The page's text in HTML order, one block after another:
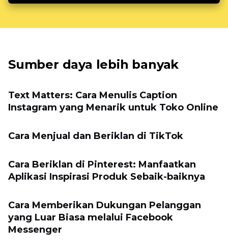
Sumber daya lebih banyak
Text Matters: Cara Menulis Caption
Instagram yang Menarik untuk Toko Online
Cara Menjual dan Beriklan di TikTok
Cara Beriklan di Pinterest: Manfaatkan
Aplikasi Inspirasi Produk Sebaik-baiknya
Cara Memberikan Dukungan Pelanggan
yang Luar Biasa melalui Facebook
Messenger